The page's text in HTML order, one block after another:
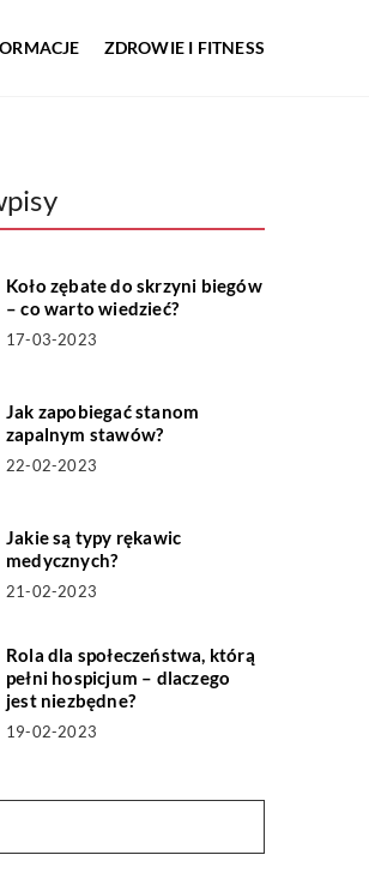
ZDROWIE I FITNESS
Koło zębate do skrzyni biegów
– co warto wiedzieć?
17-03-2023
Jak zapobiegać stanom
zapalnym stawów?
22-02-2023
Jakie są typy rękawic
medycznych?
21-02-2023
Rola dla społeczeństwa, którą
pełni hospicjum – dlaczego
jest niezbędne?
19-02-2023